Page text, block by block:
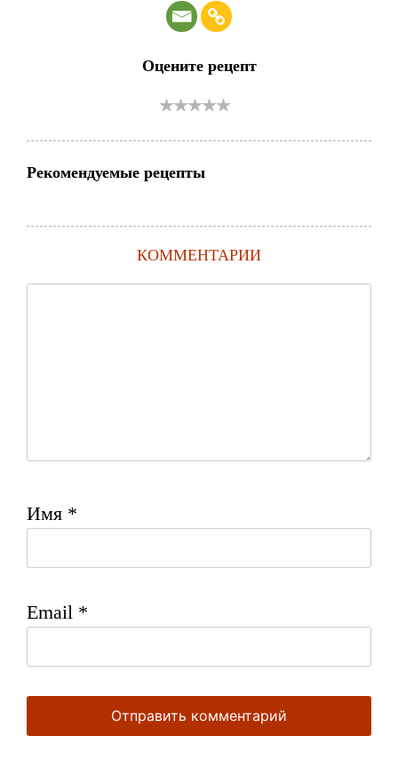
Оцените рецепт
Рекомендуемые рецепты
КОММЕНТАРИИ
Имя *
Email *